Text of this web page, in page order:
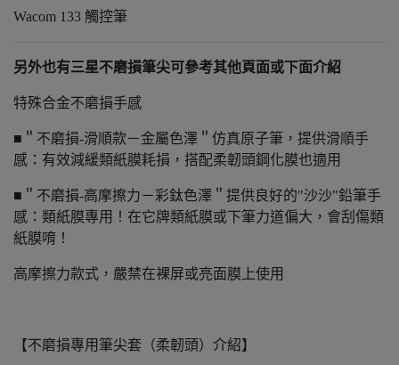
Wacom 133 觸控筆
另外也有三星不磨損筆尖可參考其他頁面或下面介紹
特殊合金不磨損手感
■＂不磨損-滑順款－金屬色澤＂仿真原子筆，提供滑順手
感：有效減緩類紙膜耗損，搭配柔韌頭鋼化膜也適用
■＂不磨損-高摩擦力－彩鈦色澤＂提供良好的"沙沙"鉛筆手
感：類紙膜專用！在它牌類紙膜或下筆力道偏大，會刮傷類
紙膜唷！
高摩擦力款式，嚴禁在裸屏或亮面膜上使用
【不磨損專用筆尖套（柔韌頭）介紹】